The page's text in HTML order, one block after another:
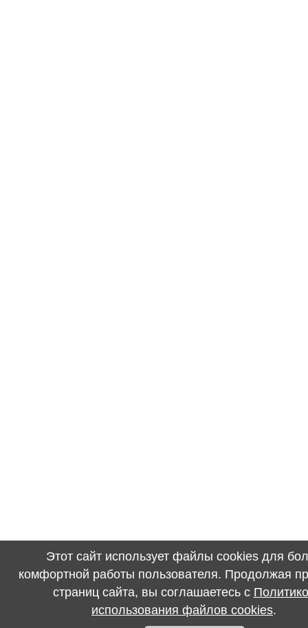
Этот сайт использует файлы cookies для
комфортной работы пользователя. Продолжая
страниц сайта, вы соглашаетесь с
использования файлов cookies.